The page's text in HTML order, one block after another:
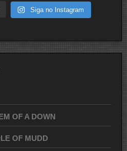
Siga no Instagram
OF A DOWN
OF MUDD